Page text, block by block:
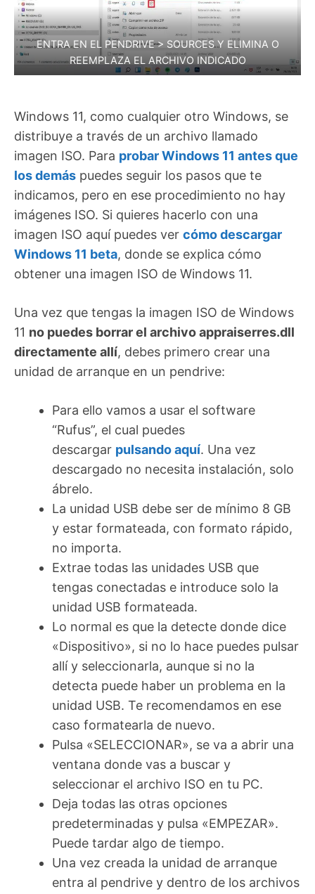
ENTRA EN EL PENDRIVE > SOURCES Y ELIMINA O
REEMPLAZA EL ARCHIVO INDICADO
Windows 11, como cualquier otro Windows, se
distribuye a través de un archivo llamado
imagen ISO. Para probar Windows 11 antes que
los demás puedes seguir los pasos que te
indicamos, pero en ese procedimiento no hay
imágenes ISO. Si quieres hacerlo con una
imagen ISO aquí puedes ver cómo descargar
Windows 11 beta, donde se explica cómo
obtener una imagen ISO de Windows 11.
Una vez que tengas la imagen ISO de Windows
11 no puedes borrar el archivo appraiserres.dll
directamente allí, debes primero crear una
unidad de arranque en un pendrive:
Para ello vamos a usar el software
“Rufus”, el cual puedes
descargar pulsando aquí. Una vez
descargado no necesita instalación, solo
ábrelo.
La unidad USB debe ser de mínimo 8 GB
y estar formateada, con formato rápido,
no importa.
Extrae todas las unidades USB que
tengas conectadas e introduce solo la
unidad USB formateada.
Lo normal es que la detecte donde dice
«Dispositivo», si no lo hace puedes pulsar
allí y seleccionarla, aunque si no la
detecta puede haber un problema en la
unidad USB. Te recomendamos en ese
caso formatearla de nuevo.
Pulsa «SELECCIONAR», se va a abrir una
ventana donde vas a buscar y
seleccionar el archivo ISO en tu PC.
Deja todas las otras opciones
predeterminadas y pulsa «EMPEZAR».
Puede tardar algo de tiempo.
Una vez creada la unidad de arranque
entra al pendrive y dentro de los archivos